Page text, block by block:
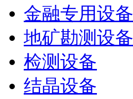
金融专用设备
地矿勘测设备
检测设备
结晶设备